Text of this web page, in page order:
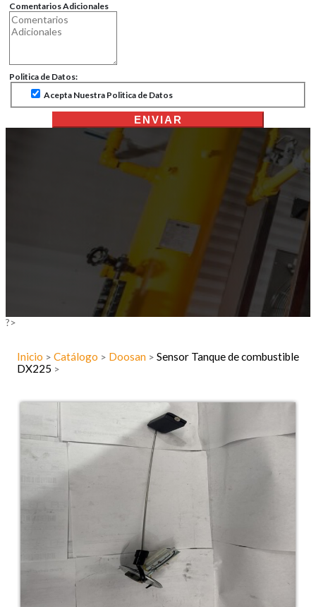
Comentarios Adicionales
Politica de Datos:
Acepta Nuestra Politica de Datos
ENVIAR
?>
Inicio > Catálogo > Doosan > Sensor Tanque de combustible
DX225 >